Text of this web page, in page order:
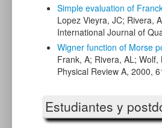
Simple evaluation of
Lopez Vieyra, JC; Rivera,
International Journal of
Wigner function of Morse
Frank, A; Rivera, AL; Wolf,
Physical Review A, 2000,
Estudiantes y